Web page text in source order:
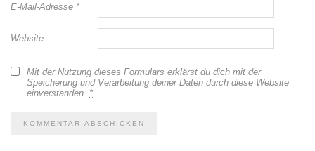
E-Mail-Adresse *
Website
Mit der Nutzung dieses Formulars erklärst du dich mit der
Speicherung und Verarbeitung deiner Daten durch diese Website
einverstanden. *